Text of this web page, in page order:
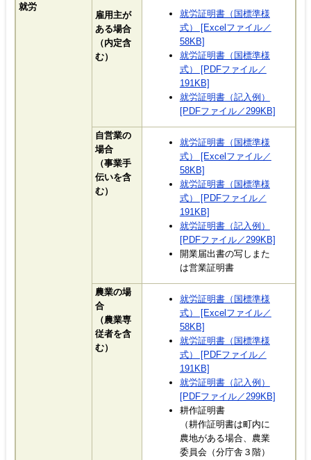
就労
雇用主が
ある場合
（内定含
む）
就労証明書（国標準様
式） [Excelファイル／
58KB]
就労証明書（国標準様
式） [PDFファイル／
191KB]
就労証明書（記入例）
[PDFファイル／299KB]
自営業の
場合
（事業手
伝いを含
む）
就労証明書（国標準様
式） [Excelファイル／
58KB]
就労証明書（国標準様
式） [PDFファイル／
191KB]
就労証明書（記入例）
[PDFファイル／299KB]
開業届出書の写しまた
は営業証明書
農業の場
合
（農業専
従者を含
む）
就労証明書（国標準様
式） [Excelファイル／
58KB]
就労証明書（国標準様
式） [PDFファイル／
191KB]
就労証明書（記入例）
[PDFファイル／299KB]
耕作証明書
（耕作証明書は町内に
農地がある場合、農業
委員会（分庁舎３階）